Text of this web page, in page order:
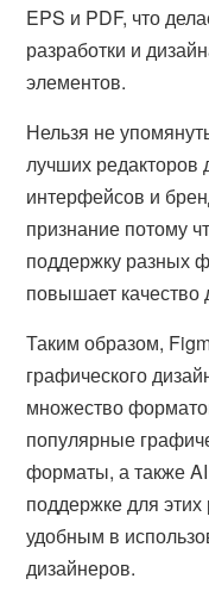
EPS и PDF, что
разработки и
элементов.
Нельзя не
лучших редакторов
интерфейсов и
признание потому
поддержку разных
повышает качество
Таким образом,
графического
множество
популярные
форматы, а также
поддержке для
удобным в
дизайнеров.